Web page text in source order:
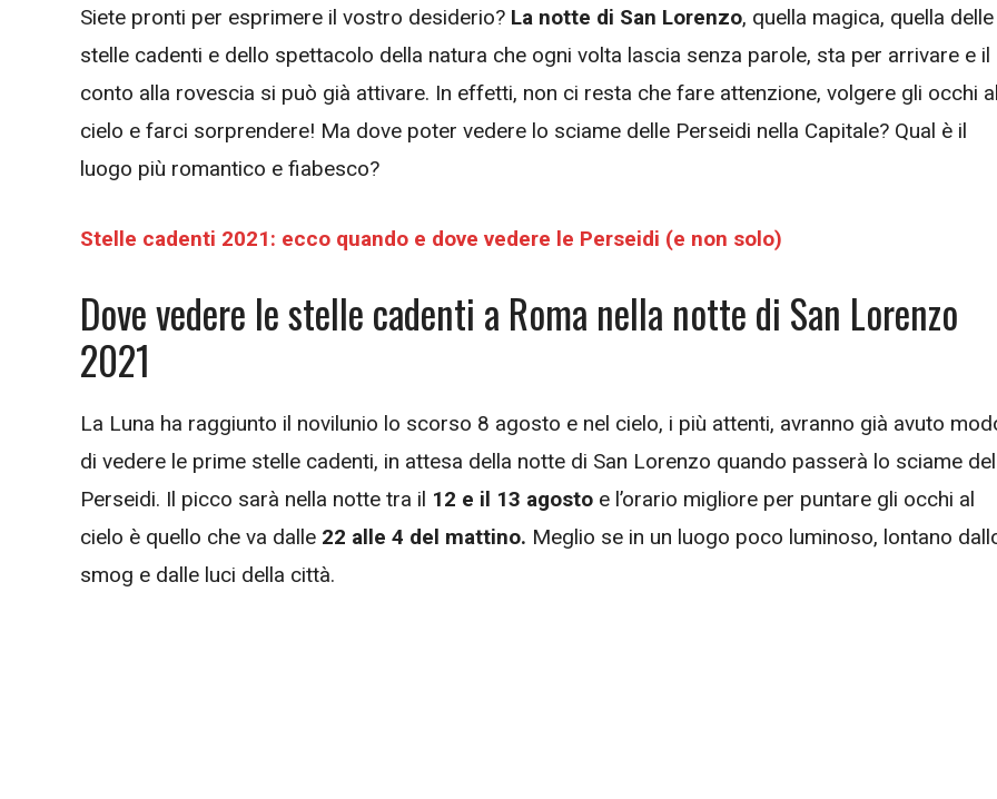
Siete pronti per esprimere il vostro desiderio? La notte di San Lorenzo, quella magica, quella delle
stelle cadenti e dello spettacolo della natura che ogni volta lascia senza parole, sta per arrivare e il
conto alla rovescia si può già attivare. In effetti, non ci resta che fare attenzione, volgere gli occhi
cielo e farci sorprendere! Ma dove poter vedere lo sciame delle Perseidi nella Capitale? Qual è il
luogo più romantico e fiabesco?
Stelle cadenti 2021: ecco quando e dove vedere le Perseidi (e non solo)
Dove vedere le stelle cadenti a Roma nella notte di San Lorenzo
2021
La Luna ha raggiunto il novilunio lo scorso 8 agosto e nel cielo, i più attenti, avranno già avuto
di vedere le prime stelle cadenti, in attesa della notte di San Lorenzo quando passerà lo sciame
Perseidi. Il picco sarà nella notte tra il 12 e il 13 agosto e l’orario migliore per puntare gli occhi al
cielo è quello che va dalle 22 alle 4 del mattino. Meglio se in un luogo poco luminoso, lontano
smog e dalle luci della città.